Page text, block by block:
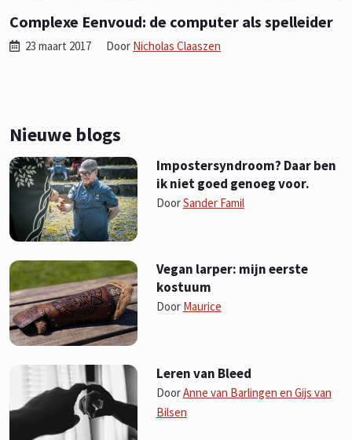
Complexe Eenvoud: de computer als spelleider
23 maart 2017 Door Nicholas Claaszen
Nieuwe blogs
Impostersyndroom? Daar ben
ik niet goed genoeg voor.
DoorSander Famil
Vegan larper: mijn eerste
kostuum
Door Maurice
Leren van Bleed
DoorAnne van Barlingen en Gijs van
Bilsen